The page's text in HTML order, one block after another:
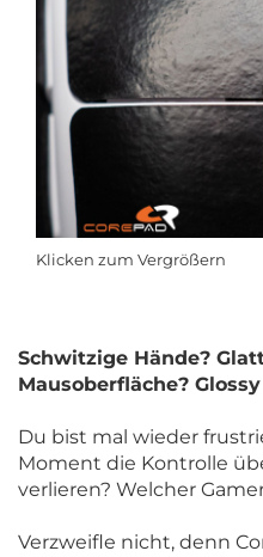
Klicken zum Vergrößern
Schwitzige Hände?
Mausoberfläche?
Du bist mal wieder
Moment die Kontrolle
verlieren? Welcher
Verzweifle nicht, denn